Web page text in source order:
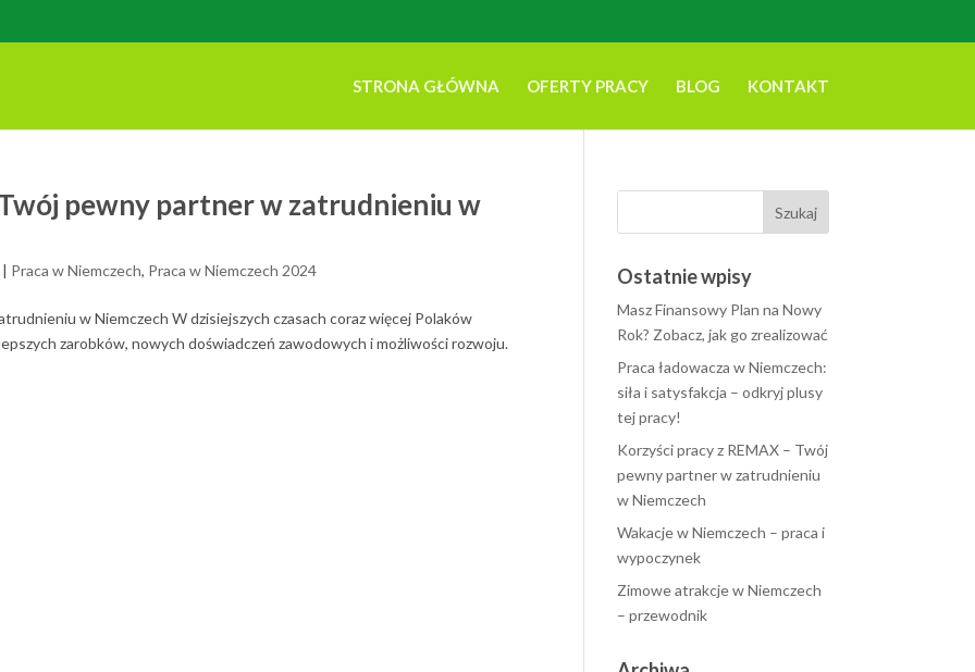
STRONA GŁÓWNA OFERTY PRACY BLOG KONTAKT
pewny partner w zatrudnieniu w
| Praca w Niemczech, Praca w Niemczech 2024
w Niemczech W dzisiejszych czasach coraz więcej Polaków
zarobków, nowych doświadczeń zawodowych i możliwości rozwoju.
Ostatnie wpisy
Masz Finansowy Plan na Nowy
Rok? Zobacz, jak go zrealizować
Praca ładowacza w Niemczech:
siła i satysfakcja – odkryj plusy
tej pracy!
Korzyści pracy z REMAX – Twój
pewny partner w zatrudnieniu
w Niemczech
Wakacje w Niemczech – praca i
wypoczynek
Zimowe atrakcje w Niemczech
– przewodnik